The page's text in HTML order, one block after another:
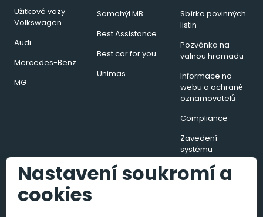
Nastavení soukromí a
cookies
Užitkové vozy
Volkswagen
Audi
Mercedes-Benz
MG
Samohýl MB
Best Assistance
Best car for you
Unimas
Sbírka povinných
listin
Pozvánka na
valnou hromadu
Informace na
webu o ochraně
oznamovatelů
Compliance
Zavedení
systému
hospodaření s
energií v podobě
energetického